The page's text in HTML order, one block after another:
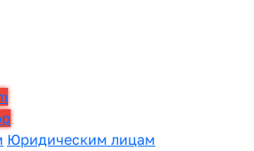
Юридическим лицам